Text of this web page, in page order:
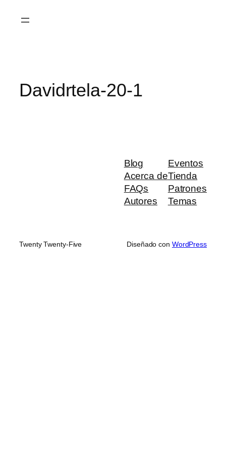
Davidrtela-20-1
Blog
Acerca de
FAQs
Autores
Eventos
Tienda
Patrones
Temas
Twenty Twenty-Five Diseñado con WordPress